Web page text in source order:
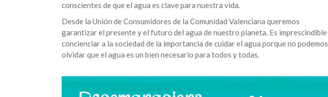
conscientes de que el agua es clave para nuestra vida.
Desde la Unión de Consumidores de la Comunidad Valenciana queremos
garantizar el presente y el futuro del agua de nuestro planeta. Es imprescindible
concienciar a la sociedad de la importancia de cuidar el agua porque no podemos
olvidar que el agua es un bien necesario para todos y todas.